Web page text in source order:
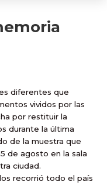
diferentes que
vividos por las
por restituir la
durante la última
de la muestra que
de agosto en la sala
ciudad.
recorrió todo el país